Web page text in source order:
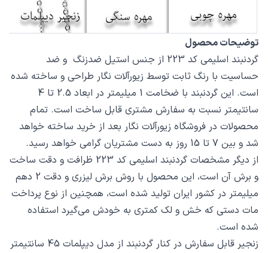
توضیحات محصول
گردنبند اسلیمی کد 223 از جنس استیل ضدزنگ و ضد
حساسیت با رنگ ثابت توسط زیورآلات نگار طراحی و ساخته شده
است. این گردنبند با ضخامت 1 میلیمتر در ابعاد 2.5 تا 4
سانتیمتر نسبت به سفارش مشتری قابل ساخت است. تمام
محصولات در فروشگاه زیورآلات نگار بعد از خرید ساخته خواهد
شد و بین 7 تا 15 روز به دست مشتریان گرامی خواهد رسید.
از دیگر مشخصات گردنبند اسلیمی کد 223 ظرافت و دقت ساخت
و برش آن است، این محصول با روش برش لیزری و دقت 2 دهم
میلیمتر در کشور ایران تولید شده است، همچنین از نوع پرداخت
مات دستی که خش و لک کمتری به خودش می‌گیرد استفاده
شده است.
زنجیر قابل سفارش در کنار گردنبند از مدل دیپلمات 45 سانتیمتر